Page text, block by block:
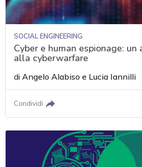
SOCIAL ENGINEERING
Cyber e human espionage:
alla cyberwarfare
diAngelo Alabiso e Lucia Iannilli
Condividi